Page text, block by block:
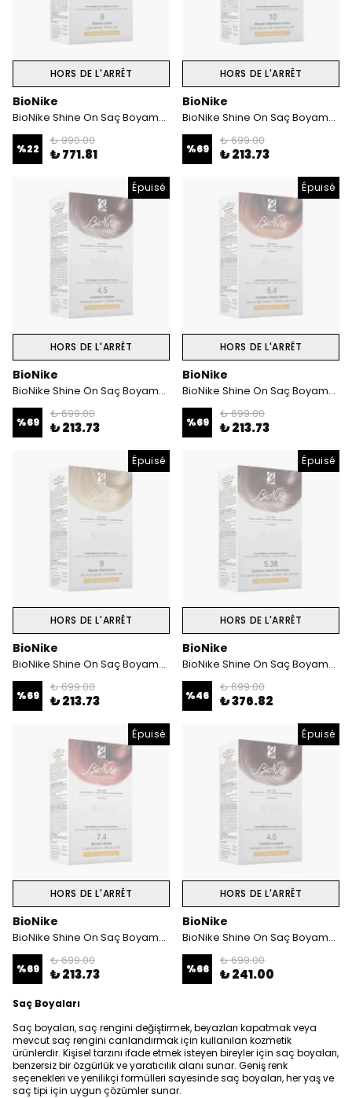
HORS DE L'ARRÊT
BioNike
BioNike Shine On Saç Boyama Kiti Açık Sarı No:8
%22
₺ 990.00
₺ 771.81
HORS DE L'ARRÊT
BioNike
BioNike Shine On Saç Boyama Kiti Açık Sarı No:10
%69
₺ 699.00
₺ 213.73
Épuisé
HORS DE L'ARRÊT
BioNike
BioNike Shine On Saç Boyama Kiti Mahogani Kahverengi No:4.5
%69
₺ 699.00
₺ 213.73
Épuisé
HORS DE L'ARRÊT
BioNike
BioNike Shine On Saç Boyama Kiti Açık Bakır Kahverengi No:5.4
%69
₺ 699.00
₺ 213.73
Épuisé
HORS DE L'ARRÊT
BioNike
BioNike Shine On Saç Boyama Kiti Çok Açık Sarı No:9
%69
₺ 699.00
₺ 213.73
Épuisé
HORS DE L'ARRÊT
BioNike
BioNike Shine On Saç Boyama Kiti Çikolata Kahve No: 5.38
%46
₺ 699.00
₺ 376.82
Épuisé
HORS DE L'ARRÊT
BioNike
BioNike Shine On Saç Boyama Kiti Bakır Sarı No:7.4
%69
₺ 699.00
₺ 213.73
Épuisé
HORS DE L'ARRÊT
BioNike
BioNike Shine On Saç Boyama Kiti Çikolata Kahverengi No: 4.05
%66
₺ 699.00
₺ 241.00
Saç Boyaları
Saç boyaları, saç rengini değiştirmek, beyazları kapatmak veya
mevcut saç rengini canlandırmak için kullanılan kozmetik
ürünlerdir. Kişisel tarzını ifade etmek isteyen bireyler için saç boyaları,
benzersiz bir özgürlük ve yaratıcılık alanı sunar. Geniş renk
seçenekleri ve yenilikçi formülleri sayesinde saç boyaları, her yaş ve
saç tipi için uygun çözümler sunar.